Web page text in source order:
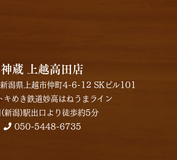
神蔵 上越⾼⽥店
潟県上越市仲町4-6-12 SKビル101
キめき鉄道妙高はねうまライン
(新潟)駅出口より徒歩約5分
050-5448-6735